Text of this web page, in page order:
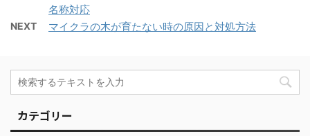
名称対応
NEXT マイクラの木が育たない時の原因と対処方法
カテゴリー